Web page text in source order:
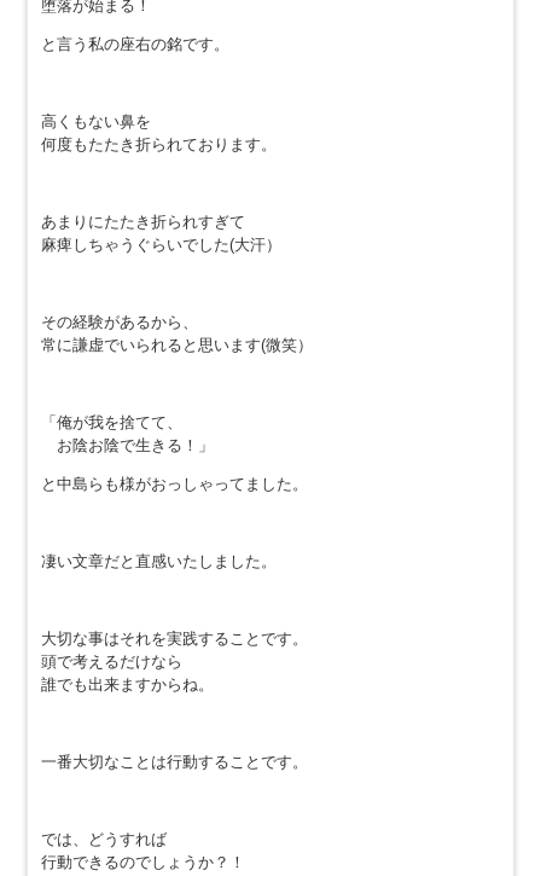
堕落が始まる！
と言う私の座右の銘です。
高くもない鼻を
何度もたたき折られております。
あまりにたたき折られすぎて
麻痺しちゃうぐらいでした(大汗）
その経験があるから、
常に謙虚でいられると思います(微笑）
「俺が我を捨てて、
お陰お陰で生きる！」
と中島らも様がおっしゃってました。
凄い文章だと直感いたしました。
大切な事はそれを実践することです。
頭で考えるだけなら
誰でも出来ますからね。
一番大切なことは行動することです。
では、どうすれば
行動できるのでしょうか？！